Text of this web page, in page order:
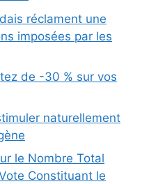
réclament une
imposées par les
de -30 % sur vos
naturellement
le Nombre Total
Constituant le